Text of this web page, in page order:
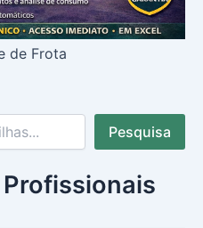
de Frota
Pesquisa